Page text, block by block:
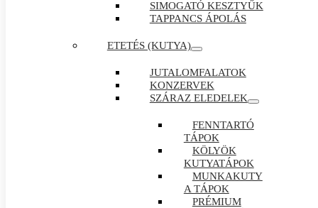
SIMOGATÓ KESZTYŰK
TAPPANCS ÁPOLÁS
ETETÉS (KUTYA)
JUTALOMFALATOK
KONZERVEK
SZÁRAZ ELEDELEK
FENNTARTÓ
TÁPOK
KÖLYÖK
KUTYATÁPOK
MUNKAKUTY
A TÁPOK
PRÉMIUM